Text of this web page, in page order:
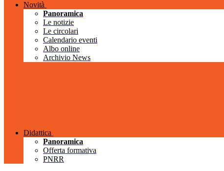
Novità
Panoramica
Le notizie
Le circolari
Calendario eventi
Albo online
Archivio News
Didattica
Panoramica
Offerta formativa
PNRR